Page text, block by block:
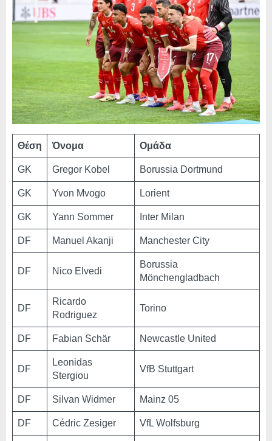
Θέση Όνομα Ομάδα
GK Gregor Kobel Borussia Dortmund
GK Yvon Mvogo Lorient
GK Yann Sommer Inter Milan
DF Manuel Akanji Manchester City
DF Nico Elvedi
Borussia
Mönchengladbach
DF
Ricardo
Rodriguez
Torino
DF Fabian Schär Newcastle United
DF
Leonidas
Stergiou
VfB Stuttgart
DF Silvan Widmer Mainz 05
DF Cédric Zesiger VfL Wolfsburg